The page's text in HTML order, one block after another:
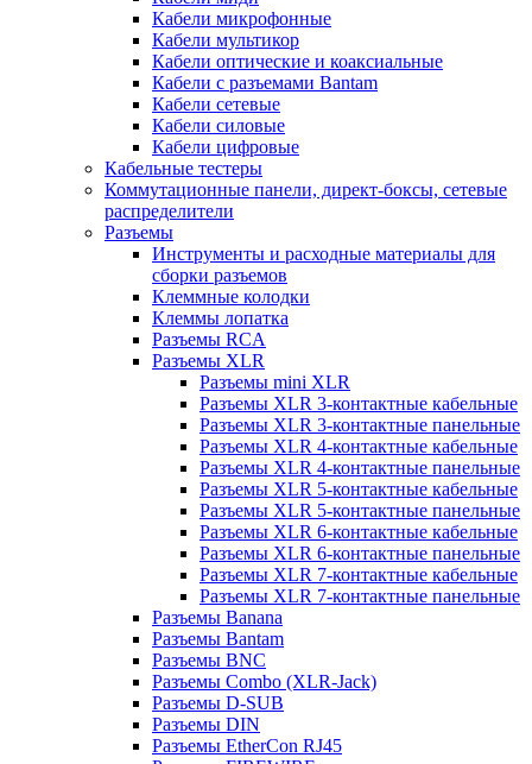
Кабели микрофонные
Кабели мультикор
Кабели оптические и коаксиальные
Кабели с разъемами Bantam
Кабели сетевые
Кабели силовые
Кабели цифровые
Кабельные тестеры
Коммутационные панели, директ-боксы, сетевые
распределители
Разъемы
Инструменты и расходные материалы для
сборки разъемов
Клеммные колодки
Клеммы лопатка
Разъемы RCA
Разъемы XLR
Разъемы mini XLR
Разъемы XLR 3-контактные кабельные
Разъемы XLR 3-контактные панельные
Разъемы XLR 4-контактные кабельные
Разъемы XLR 4-контактные панельные
Разъемы XLR 5-контактные кабельные
Разъемы XLR 5-контактные панельные
Разъемы XLR 6-контактные кабельные
Разъемы XLR 6-контактные панельные
Разъемы XLR 7-контактные кабельные
Разъемы XLR 7-контактные панельные
Разъемы Banana
Разъемы Bantam
Разъемы BNC
Разъемы Combo (XLR-Jack)
Разъемы D-SUB
Разъемы DIN
Разъемы EtherCon RJ45